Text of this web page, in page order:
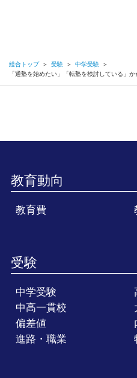
総合トップ ＞ 受験 ＞ 中学受験
＞
「通塾を始めたい」「転塾を検討している」
教育動向
教育費
受験
中学受験
中高一貫校
偏差値
進路・職業